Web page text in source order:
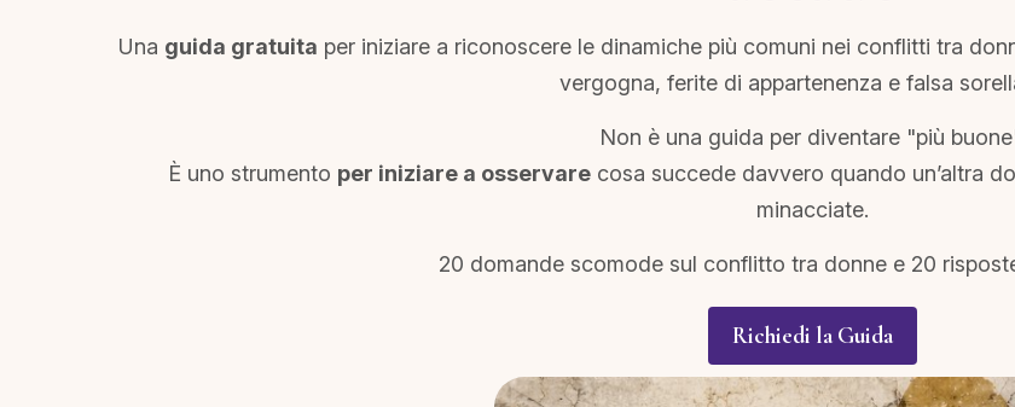
Una guida gratuita per iniziare a riconoscere le dinamiche più comuni nei conflitti tra
vergogna, ferite di appartenenza e falsa
Non è una guida per diventare "più
È uno strumento per iniziare a osservarecosa succede davvero quando un’altra
minacciate.
20 domande scomode sul conflitto tra donne e 20
Richiedi la Guida